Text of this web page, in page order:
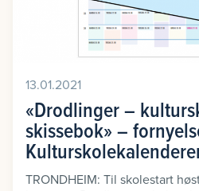
13.01.2021
«Drodlinger –
skissebok» –
TRONDHEIM: Til skolestart